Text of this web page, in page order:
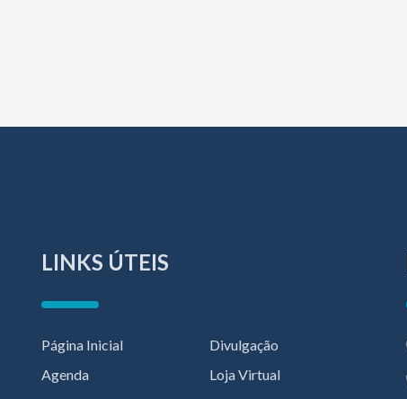
LINKS ÚTEIS
Página Inicial
Agenda
Divulgação
Loja Virtual